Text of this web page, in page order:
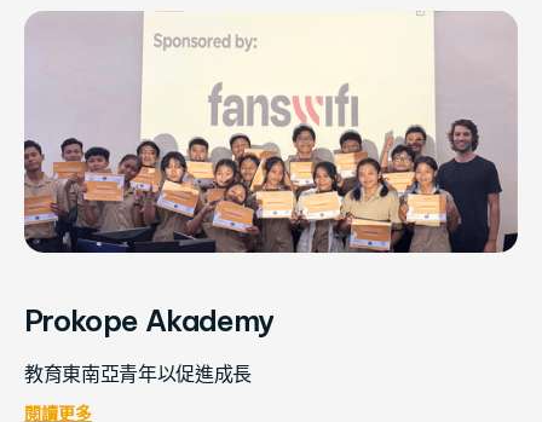
Prokope Akademy
教育東南亞青年以促進成長
閱讀更多